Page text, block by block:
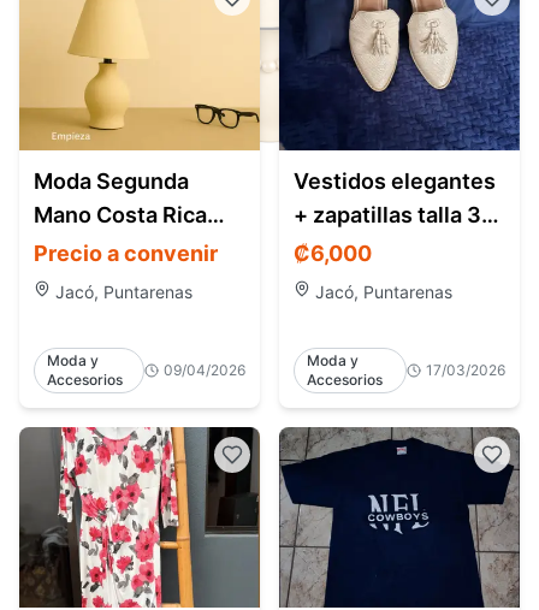
Moda Segunda
Mano Costa Rica
Estilo y Ofertas
Precio a convenir
Jacó, Puntarenas
Moda y
Accesorios
09/04/2026
Vestidos elegantes
+ zapatillas talla 37
– como nuevos –
Jacó CR
₡6,000
Jacó, Puntarenas
Moda y
Accesorios
17/03/2026